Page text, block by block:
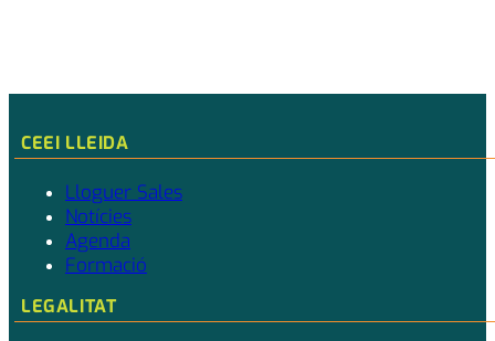
CEEI LLEIDA
Lloguer Sales
Notícies
Agenda
Formació
LEGALITAT